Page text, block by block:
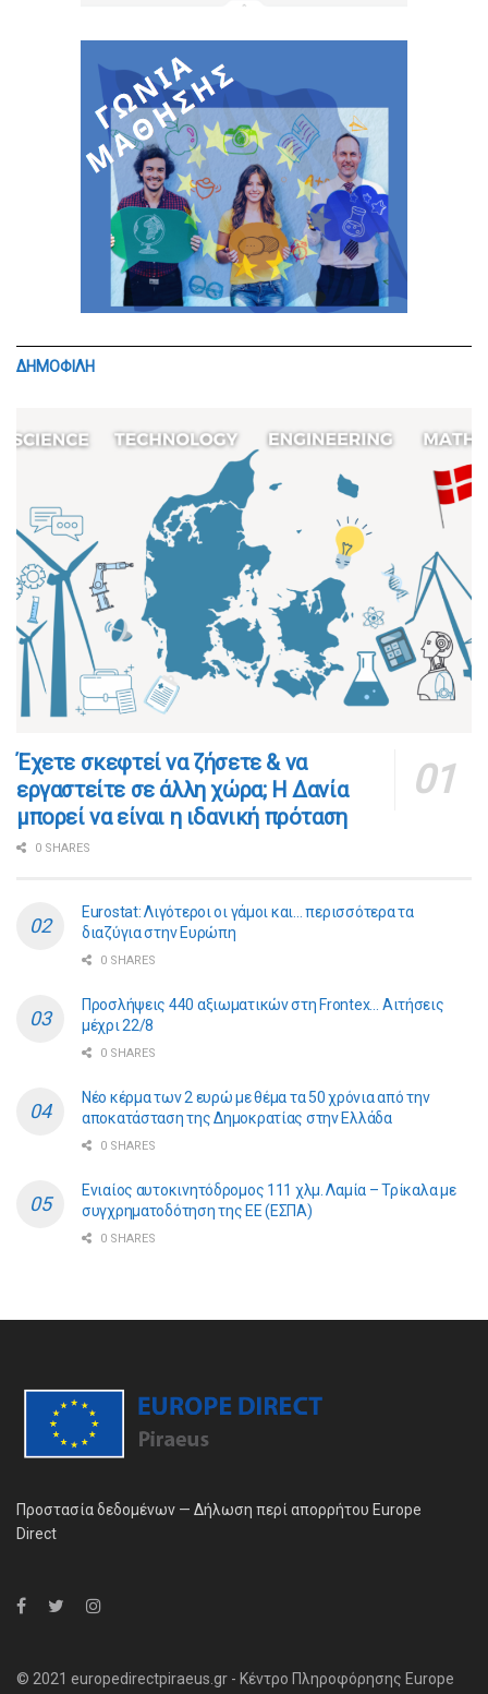
ΔΗΜΟΦΙΛΗ
​​Έχετε σκεφτεί να ζήσετε & να
εργαστείτε σε άλλη χώρα; Η Δανία
μπορεί να είναι η ιδανική πρόταση
0 SHARES
Eurostat: Λιγότεροι οι γάμοι και… περισσότερα τα
διαζύγια στην Ευρώπη
0 SHARES
Προσλήψεις 440 αξιωματικών στη Frontex… Αιτήσεις
μέχρι 22/8
0 SHARES
Νέο κέρμα των 2 ευρώ με θέμα τα 50 χρόνια από την
αποκατάσταση της Δημοκρατίας στην Ελλάδα
0 SHARES
Ενιαίος αυτοκινητόδρομος 111 χλμ. Λαμία – Τρίκαλα με
συγχρηματοδότηση της ΕE (ΕΣΠΑ)
0 SHARES
Προστασία δεδομένων — Δήλωση περί απορρήτου Europe
Direct
© 2021 europedirectpiraeus.gr - Κέντρο Πληροφόρησης Europe